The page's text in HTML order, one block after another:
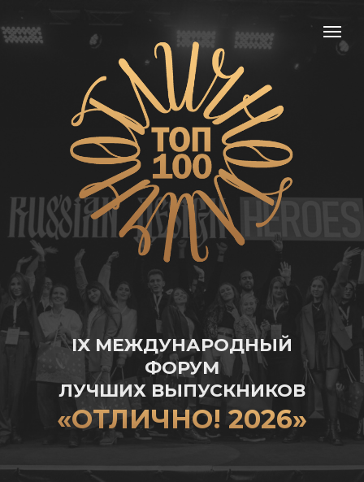
IX МЕЖДУНАРОДНЫЙ
ФОРУМ
ЛУЧШИХ ВЫПУСКНИКОВ
«ОТЛИЧНО! 2026»